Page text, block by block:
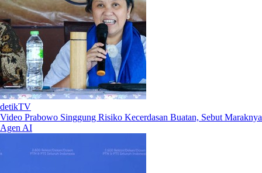
detikTV
Video Prabowo Singgung Risiko Kecerdasan Buatan, Sebut Maraknya
Agen AI